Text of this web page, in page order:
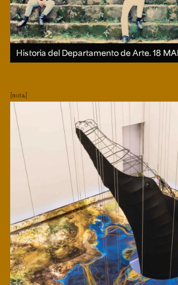
Historia del Departamento de Arte.18
nota